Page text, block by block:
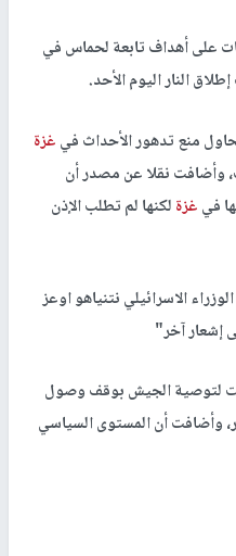
على أهداف تابعة لحماس في
النار اليوم الأحد.
غزة
وأضافت نقلا عن مصدر أن
فيغزةلكنها لم تطلب الإذن
ان رئيس الوزراء الاسرائيلي نتنياهو اوعز
إشعار آخر"
لتوصية الجيش بوقف وصول
وأضافت أن المستوى السياسي